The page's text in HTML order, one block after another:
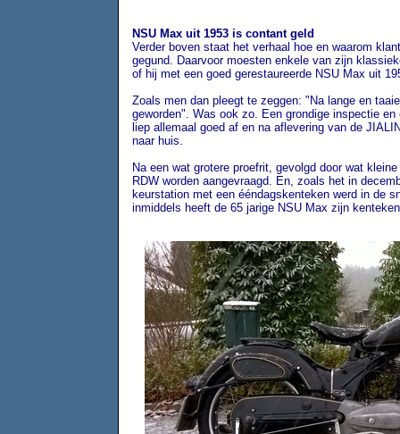
NSU Max uit 1953 is contant geld
Verder boven staat het verhaal hoe en waarom
gegund. Daarvoor moesten enkele van zijn
of hij met een goed gerestaureerde NSU Max uit
Zoals men dan pleegt te zeggen: "Na lange en
geworden". Was ook zo. Een grondige inspectie
liep allemaal goed af en na aflevering van de
naar huis.
Na een wat grotere proefrit, gevolgd door wat
RDW worden aangevraagd. En, zoals het in
keurstation met een ééndagskenteken werd in de
inmiddels heeft de 65 jarige NSU Max zijn